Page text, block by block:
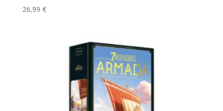
26,99 €